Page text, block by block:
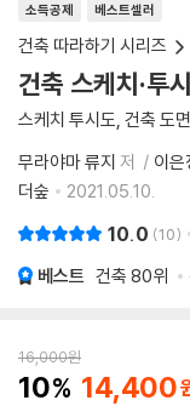
소득공제 베스트셀러
건축 따라하기 시리즈
건축 스케치·투
스케치 투시도, 건축 도
무라야마 류지 저 이은
더숲
2021.05.10.
10.0 10
베스트 건축 80위
16,000원
10 14,400